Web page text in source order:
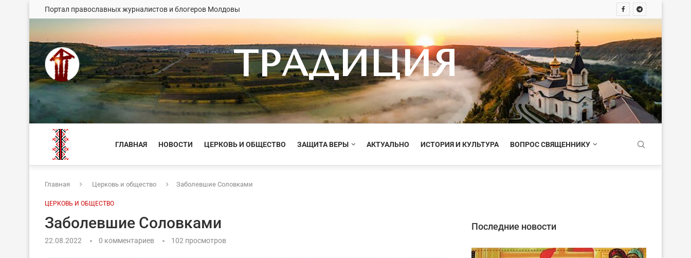
Портал православных журналистов и блогеров Молдовы
ТРАДИЦИЯ
ГЛАВНАЯ НОВОСТИ ЦЕРКОВЬ И ОБЩЕСТВО ЗАЩИТА ВЕРЫ АКТУАЛЬНО ИСТОРИЯ И КУЛЬТУРА ВОПРОС СВЯЩЕННИКУ
Главная Церковь и общество Заболевшие Соловками
ЦЕРКОВЬ И ОБЩЕСТВО
Заболевшие Соловками
22.08.2022 0 комментариев 102 просмотров
Последние новости